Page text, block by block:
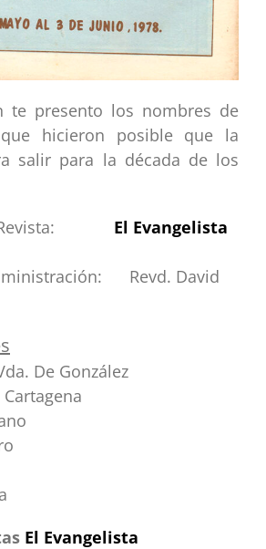
te presento los nombres de
hicieron posible que la
salir para la década de los
Revista: El Evangelista
Revd. David
De González
El Evangelista